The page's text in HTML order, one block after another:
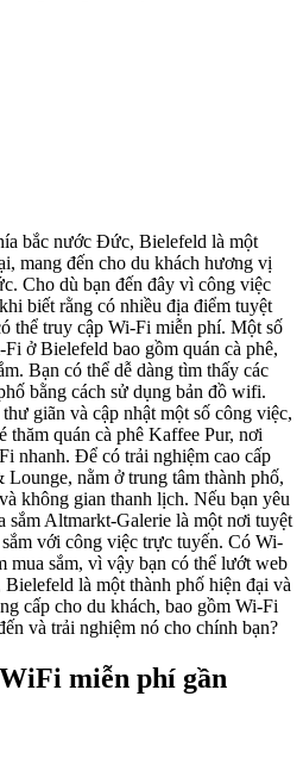
bắc nước Đức, Bielefeld là một
mang đến cho du khách hương vị
Cho dù bạn đến đây vì công việc
biết rằng có nhiều địa điểm tuyệt
thể truy cập Wi-Fi miễn phí. Một số
ở Bielefeld bao gồm quán cà phê,
Bạn có thể dễ dàng tìm thấy các
bằng cách sử dụng bản đồ wifi.
giãn và cập nhật một số công việc,
thăm quán cà phê Kaffee Pur, nơi
nhanh. Để có trải nghiệm cao cấp
nằm ở trung tâm thành phố,
không gian thanh lịch. Nếu bạn yêu
sắm Altmarkt-Galerie là một nơi tuyệt
với công việc trực tuyến. Có Wi-
mua sắm, vì vậy bạn có thể lướt web
là một thành phố hiện đại và
cấp cho du khách, bao gồm Wi-Fi
và trải nghiệm nó cho chính bạn?
miễn phí gần